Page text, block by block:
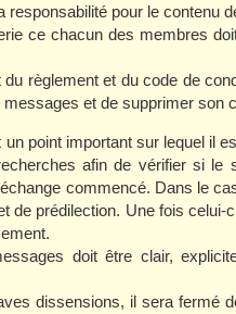
responsabilité pour le contenu
ce chacun des membres
règlement et du code de
et de supprimer son
point important sur lequel il
afin de vérifier si
commencé. Dans le
de prédilection. Une fois
doit être clair,
dissensions, il sera fermé